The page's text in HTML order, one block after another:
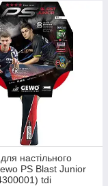
настільного
PS Blast Junior
tdi